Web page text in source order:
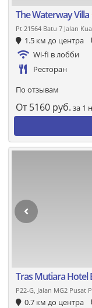
The Waterway Villa
Pt 21564 Batu 7 Jalan
1.5 км до центра
Wi-fi в лобби
Ресторан
По отзывам
От 5160 руб. за 1
Tras Mutiara Hotel
P22-G, Jalan MG2
0.7 км до центра